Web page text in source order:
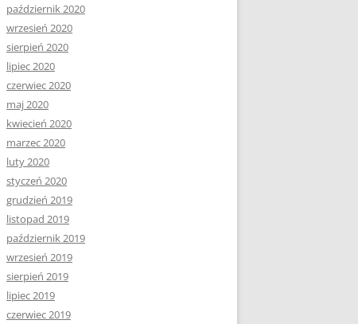
październik 2020
wrzesień 2020
sierpień 2020
lipiec 2020
czerwiec 2020
maj 2020
kwiecień 2020
marzec 2020
luty 2020
styczeń 2020
grudzień 2019
listopad 2019
październik 2019
wrzesień 2019
sierpień 2019
lipiec 2019
czerwiec 2019